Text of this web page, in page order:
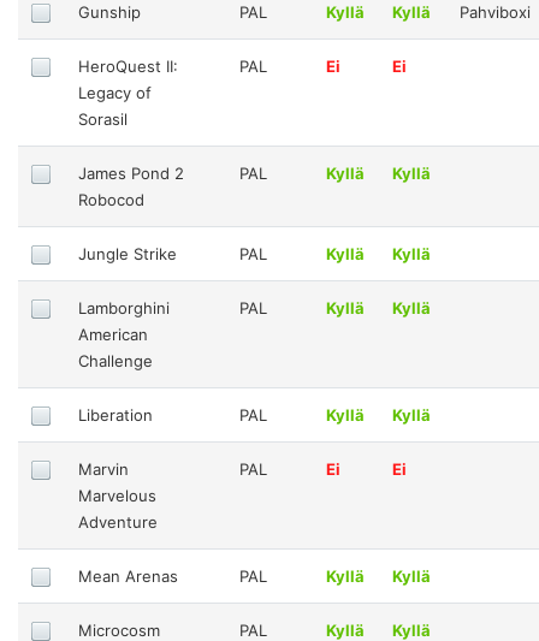
Gunship PAL Kyllä Kyllä Pahviboxi
HeroQuest II:
Legacy of
Sorasil
PAL Ei Ei
James Pond 2
Robocod
PAL Kyllä Kyllä
Jungle Strike PAL Kyllä Kyllä
Lamborghini
American
Challenge
PAL Kyllä Kyllä
Liberation PAL Kyllä Kyllä
Marvin
Marvelous
Adventure
PAL Ei Ei
Mean Arenas PAL Kyllä Kyllä
Microcosm PAL Kyllä Kyllä